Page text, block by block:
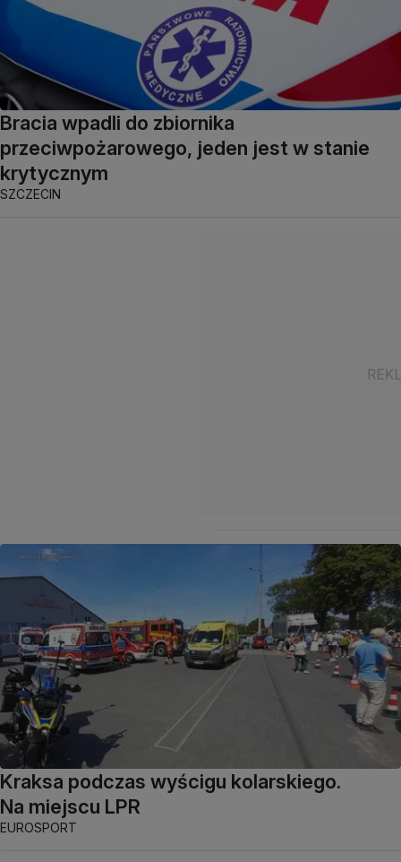
Bracia wpadli do zbiornika
przeciwpożarowego, jeden jest w stanie
krytycznym
SZCZECIN
Kraksa podczas wyścigu kolarskiego.
Na miejscu LPR
EUROSPORT